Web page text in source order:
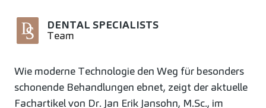
DENTAL SPECIALISTS
Team
Wie moderne Technologie den Weg für besonders
schonende Behandlungen ebnet, zeigt der aktuelle
Fachartikel von Dr. Jan Erik Jansohn, M.Sc., im